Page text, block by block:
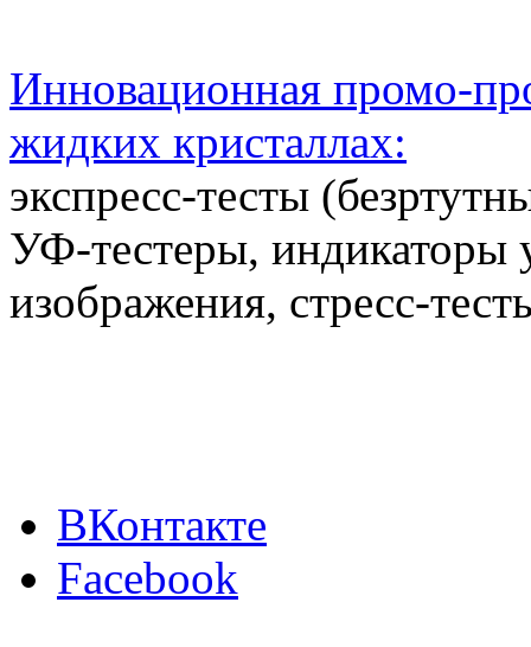
Инновационная промо-
жидких кристаллах:
экспресс-тесты
УФ-тестеры, индикаторы
изображения, стресс-
ВКонтакте
Facebook